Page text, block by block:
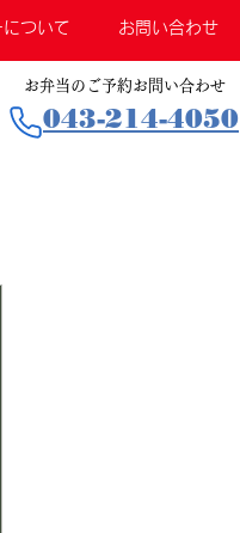
ついて お問い合わせ
お弁当のご予約お問い合わせ
043-214-4050